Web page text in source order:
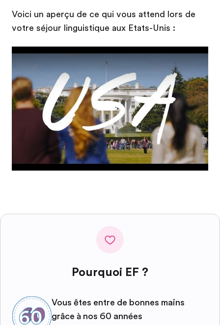
Voici un aperçu de ce qui vous attend lors de
votre séjour linguistique aux Etats-Unis :
Play
Pourquoi EF ?
Vous êtes entre de bonnes mains
grâce à nos 60 années